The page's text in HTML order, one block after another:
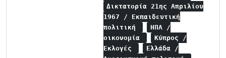
Δικτατορία 21ης Απριλίου
1967 / Εκπαιδευτική
πολιτική
ΗΠΑ /
οικονομία
Κύπρος /
Εκλογές
Ελλάδα /